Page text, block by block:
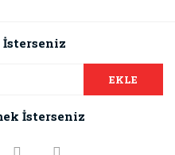
ederiz.
görüntülenemiyor.
İsterseniz
EKLE
İsterseniz